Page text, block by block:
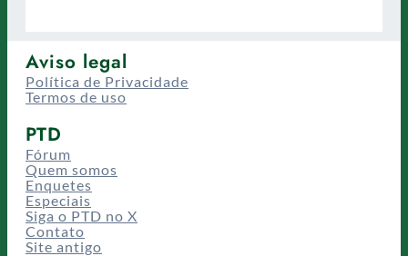
Aviso legal
Política de Privacidade
Termos de uso
PTD
Fórum
Quem somos
Enquetes
Especiais
Siga o PTD no X
Contato
Site antigo